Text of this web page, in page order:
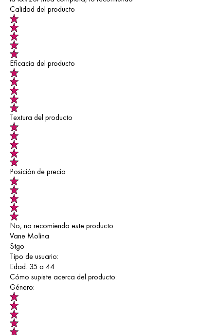
Calidad del producto
Eficacia del producto
Textura del producto
Posición de precio
No, no recomiendo este producto
Vane Molina
Stgo
Tipo de usuario:
Edad: 35 a 44
Cómo supiste acerca del producto:
Género: